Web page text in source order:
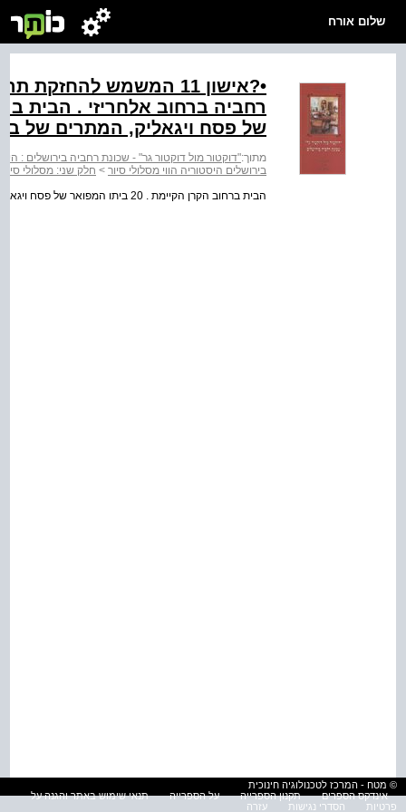
שלום אורח
•?אישון 11 המשמש
של פסח ויגאליק, המתרים של
מתוך:"דוקטור מול דוקטור גר" - שכונת רחביה בירושלים :
בירושלים היסטוריה הווי מסלולי סיור > חלק שני: מסלולי
הבית ברחוב הקרן הקיימת . 20 ביתו המפואר של פסח ויגאליק , המתרים של בית היתומים ויסקין .
© מטח - המרכז לטכנולוגיה חינוכית
אינדקס הספרים
תקנון הספרייה על הספרייה
תנאי שימוש באתר והגנה על
פרטיות
הסדרי נגישות עזרה